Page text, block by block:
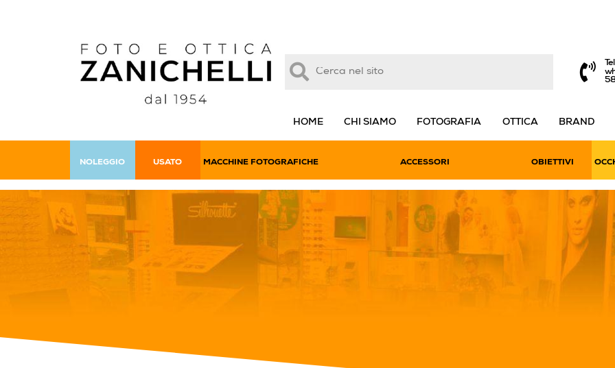
HOME CHI SIAMO FOTOGRAFIA OTTICA BRAND
NOLEGGIO USATO MACCHINE FOTOGRAFICHE ACCESSORI OBIETTIVI